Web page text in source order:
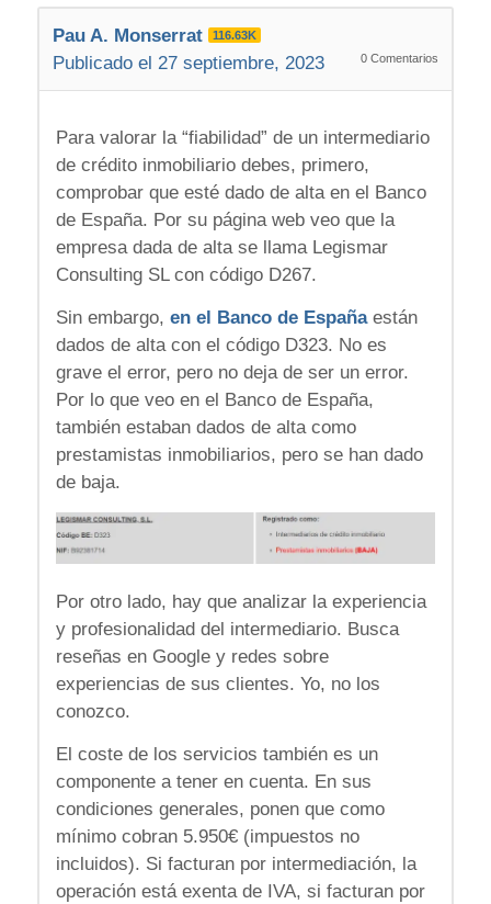
Pau A. Monserrat 116.63K
Publicado el 27 septiembre, 2023 0 Comentarios
Para valorar la “fiabilidad” de un intermediario
de crédito inmobiliario debes, primero,
comprobar que esté dado de alta en el Banco
de España. Por su página web veo que la
empresa dada de alta se llama Legismar
Consulting SL con código D267.
Sin embargo, en el Banco de Españaestán
dados de alta con el código D323. No es
grave el error, pero no deja de ser un error.
Por lo que veo en el Banco de España,
también estaban dados de alta como
prestamistas inmobiliarios, pero se han dado
de baja.
Por otro lado, hay que analizar la experiencia
y profesionalidad del intermediario. Busca
reseñas en Google y redes sobre
experiencias de sus clientes. Yo, no los
conozco.
El coste de los servicios también es un
componente a tener en cuenta. En sus
condiciones generales, ponen que como
mínimo cobran 5.950€ (impuestos no
incluidos). Si facturan por intermediación, la
operación está exenta de IVA, si facturan por